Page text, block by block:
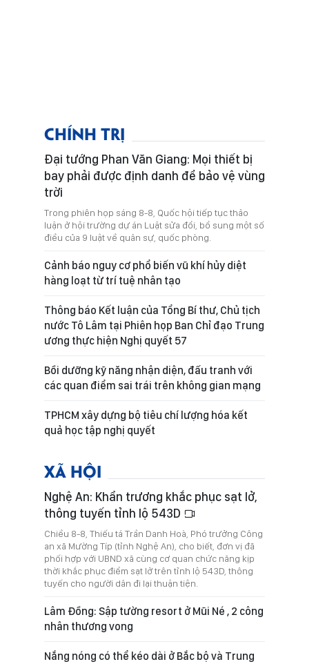
CHÍNH TRỊ
Đại tướng Phan Văn Giang: Mọi thiết bị
bay phải được định danh để bảo vệ vùng
trời
Trong phiên họp sáng 8-8, Quốc hội tiếp tục thảo
luận ở hội trường dự án Luật sửa đổi, bổ sung một số
điều của 9 luật về quân sự, quốc phòng.
Cảnh báo nguy cơ phổ biến vũ khí hủy diệt
hàng loạt từ trí tuệ nhân tạo
Thông báo Kết luận của Tổng Bí thư, Chủ tịch
nước Tô Lâm tại Phiên họp Ban Chỉ đạo Trung
ương thực hiện Nghị quyết 57
Bồi dưỡng kỹ năng nhận diện, đấu tranh với
các quan điểm sai trái trên không gian mạng
TPHCM xây dựng bộ tiêu chí lượng hóa kết
quả học tập nghị quyết
XÃ HỘI
Nghệ An: Khẩn trương khắc phục sạt lở,
thông tuyến tỉnh lộ 543D
Chiều 8-8, Thiếu tá Trần Danh Hoà, Phó trưởng Công
an xã Mường Típ (tỉnh Nghệ An), cho biết, đơn vị đã
phối hợp với UBND xã cùng cơ quan chức năng kịp
thời khắc phục điểm sạt lở trên tỉnh lộ 543D, thông
tuyến cho người dân đi lại thuận tiện.
Lâm Đồng: Sập tường resort ở Mũi Né , 2 công
nhân thương vong
Nắng nóng có thể kéo dài ở Bắc bộ và Trung